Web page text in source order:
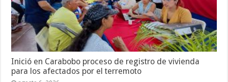
Inició en Carabobo proceso de registro de vivienda
para los afectados por el terremoto